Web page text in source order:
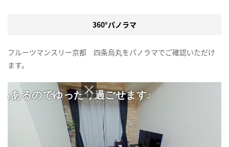
360°パノラマ
フルーツマンスリー京都 四条烏丸をパノラマでご確認いただけ
ます。